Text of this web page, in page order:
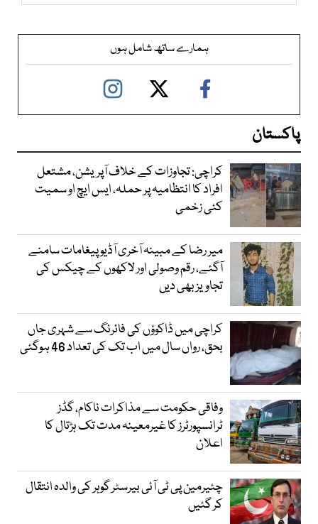
ہمارے ساتھ شامل ہوں
پاکستان
کراچی: تجاوزات کے خلاف آپریشن، مشتعل
افراد کا انتظامیہ پر حملہ، ایس ایچ او سمیت
کئی زخمی
میر رضا کے مبینہ آخری آڈیو پیغامات سامنے
آگئے، رقم وصولی اور لاکھوں کے چیکس کی
تجاویز بھی دیں
کراچی میں ڈاکوؤں کی فائرنگ سے شہری جاں
بحق، رواں سال میں اب تک کی تعداد 46 ہوگئی
وفاقی حکومت سے مذاکرات ناکام، گڈز
ٹرانسپورٹرز کا غیرمعینہ مدت تک ہڑتال کا
اعلان
چئیرمین پی ٹی آئی بیرسٹر گوہر کی والدہ انتقال
کر گئیں